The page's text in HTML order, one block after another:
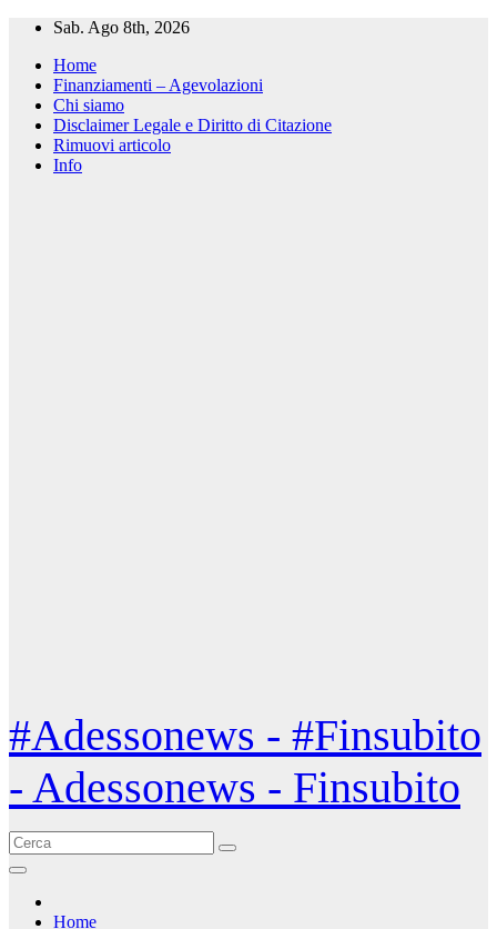
Salta
contenuto
Sab. Ago 8th, 2026
Home
Finanziamenti – Agevolazioni
Chi siamo
Disclaimer Legale e Diritto di Citazione
Rimuovi articolo
Info
#Adessonews - #Finsubito
- Adessonews - Finsubito
Home